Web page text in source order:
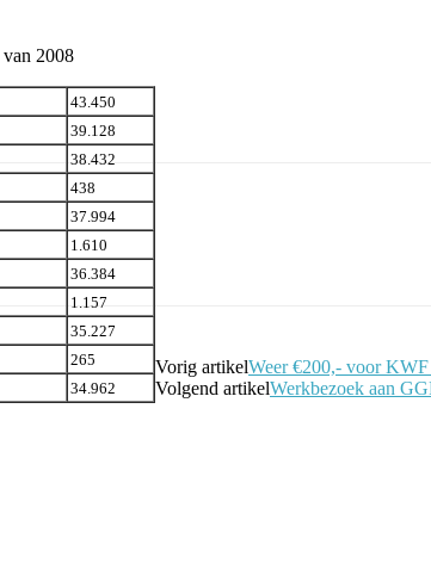
van 2008
43.450
39.128
38.432
438
37.994
1.610
36.384
1.157
35.227
265
34.962
Vorig artikelWeer €200,- voor
Volgend artikelWerkbezoek aan